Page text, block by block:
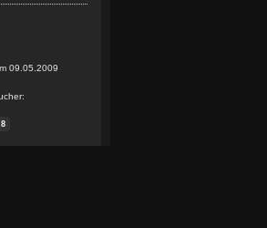
09.05.2009
8